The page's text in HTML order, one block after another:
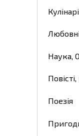
Наука,
Поезія